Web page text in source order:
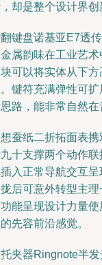
却是整个设计界创
键盘诺基亚E7透
属韵味在工业艺
可以将实体从下
键符充满弹性可
路，能非常自然
蚕纸二折拓面表
十支撑两个动作
入正常导航交互
后可意外转型主
能呈现设计力量
先容前沿感觉。
夹器Ringnote半